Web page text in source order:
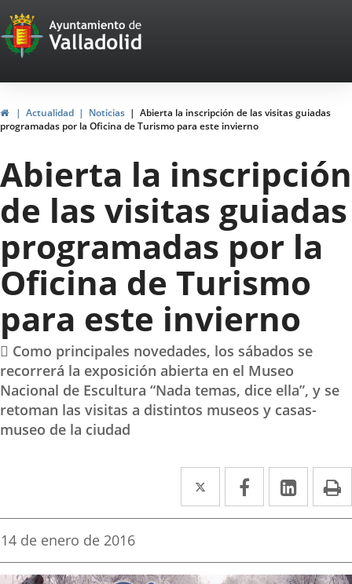
Portal
Web
del
Ayuntamiento
de
Valladolid
HomeActualidad Noticias
Abierta la inscripción de las visitas guiadas
programadas por la Oficina de Turismo para este invierno
Abierta la inscripción
de las visitas guiadas
programadas por la
Oficina de Turismo
para este invierno
 Como principales novedades, los sábados se
recorrerá la exposición abierta en el Museo
Nacional de Escultura “Nada temas, dice ella”, y se
retoman las visitas a distintos museos y casas-
museo de la ciudad
Twitter
Enlace
a
aplicación
Facebook
Enlace
a
aplicación
Enlace
a
Fecha
la
14 de enero de 2016